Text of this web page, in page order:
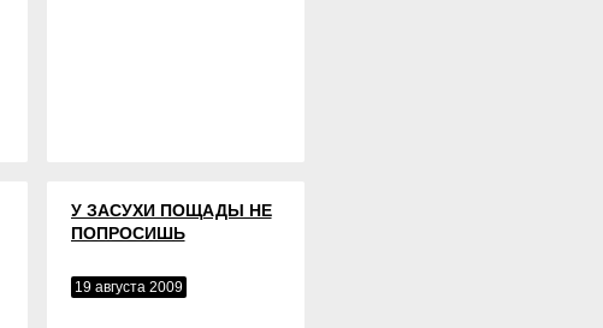
У ЗАСУХИ ПОЩАДЫ НЕ
ПОПРОСИШЬ
19 августа 2009